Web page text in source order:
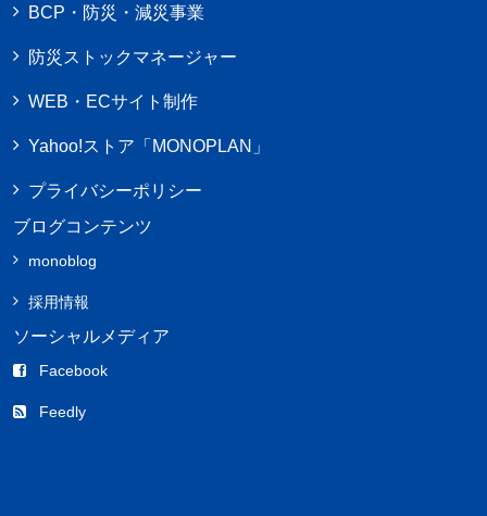
BCP・防災・減災事業
防災ストックマネージャー
WEB・ECサイト制作
Yahoo!ストア「MONOPLAN」
プライバシーポリシー
ブログコンテンツ
monoblog
採用情報
ソーシャルメディア
Facebook
Feedly